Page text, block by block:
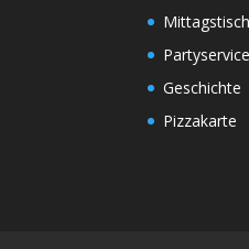
Mittagstisch
Partyservice
Geschichte
Pizzakarte